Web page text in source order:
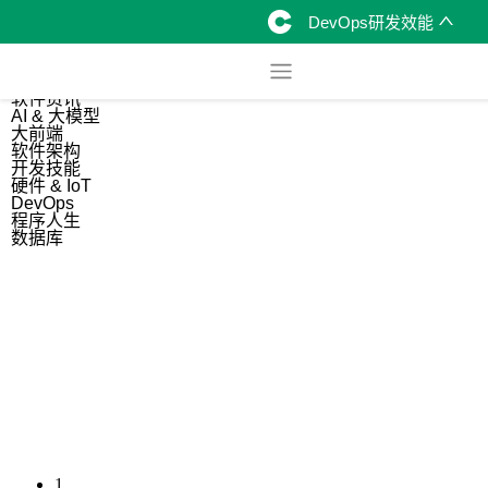
DevOps研发效能
软件资讯
AI & 大模型
大前端
软件架构
开发技能
硬件 & IoT
DevOps
程序人生
数据库
1